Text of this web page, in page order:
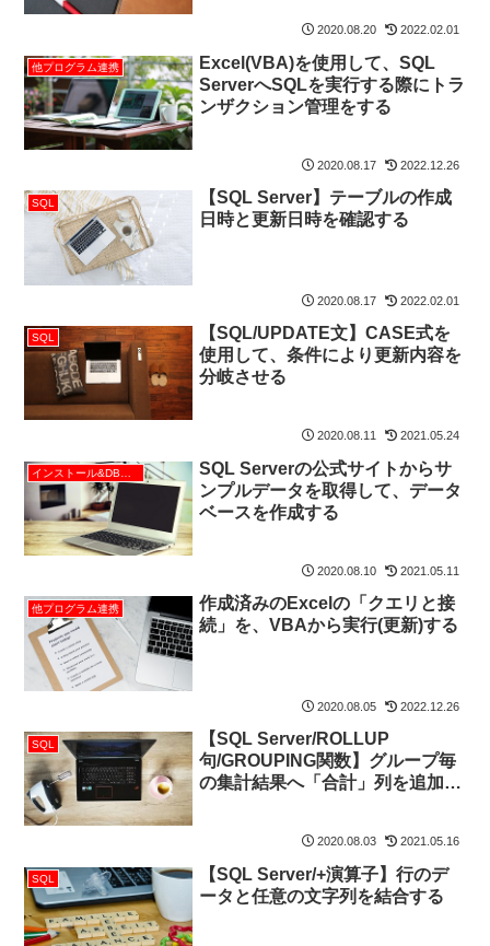
2020.08.20 2022.02.01
他プログラム連携
Excel(VBA)を使用して、SQL
ServerへSQLを実行する際にトラ
ンザクション管理をする
2020.08.17 2022.12.26
SQL
【SQL Server】テーブルの作成
日時と更新日時を確認する
2020.08.17 2022.02.01
SQL
【SQL/UPDATE文】CASE式を
使用して、条件により更新内容を
分岐させる
2020.08.11 2021.05.24
SQL Serverの公式サイトからサ
ンプルデータを取得して、データ
ベースを作成する
2020.08.10 2021.05.11
他プログラム連携
作成済みのExcelの「クエリと接
続」を、VBAから実行(更新)する
2020.08.05 2022.12.26
SQL
【SQL Server/ROLLUP
句/GROUPING関数】グループ毎
の集計結果へ「合計」列を追加す
2020.08.03 2021.05.16
SQL
【SQL Server/+演算子】行のデ
ータと任意の文字列を結合する